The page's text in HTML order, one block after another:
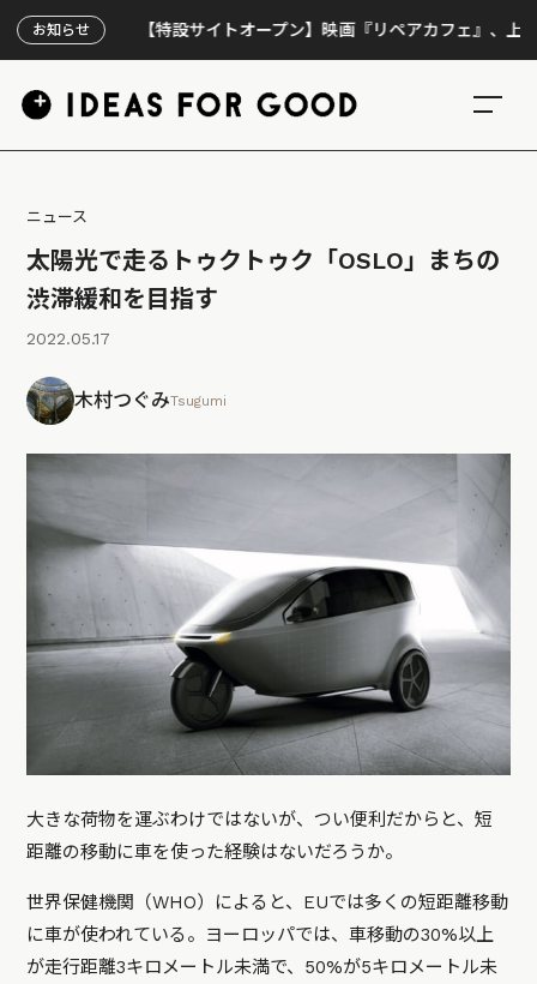
お知らせ【特設サイトオープン】映画『リペアカフェ』、上映300回
ニュース
太陽光で走るトゥクトゥク「OSLO」まちの
渋滞緩和を目指す
2022.05.17
木村つぐみTsugumi
大きな荷物を運ぶわけではないが、つい便利だからと、短
距離の移動に車を使った経験はないだろうか。
世界保健機関（WHO）によると、EUでは多くの短距離移動
に車が使われている。ヨーロッパでは、車移動の30%以上
が走行距離3キロメートル未満で、50%が5キロメートル未